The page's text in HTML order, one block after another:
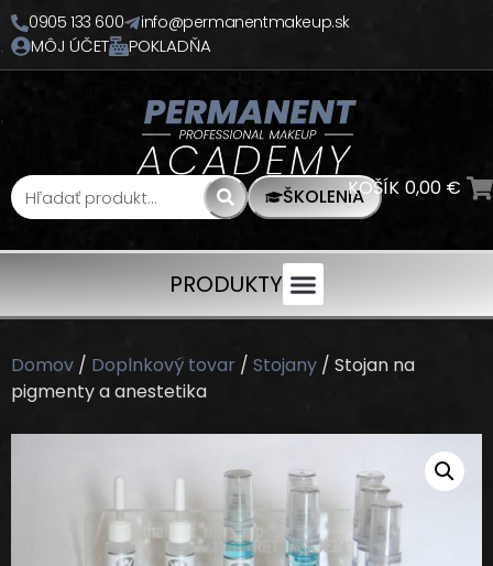
0905 133 600 info@permanentmakeup.sk
MÔJ ÚČET POKLADŇA
ŠKOLENIAKOŠÍK 0,00 €
PRODUKTY
Domov / Doplnkový tovar / Stojany / Stojan na
pigmenty a anestetika